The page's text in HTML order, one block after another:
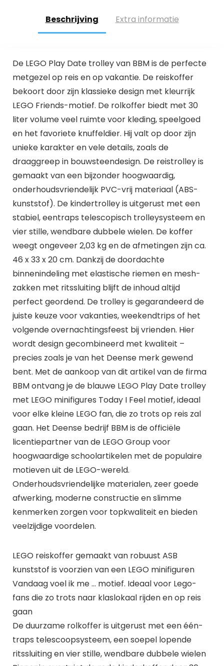
Beschrijving Extra informatie
De LEGO Play Date trolley van BBM is de perfecte
metgezel op reis en op vakantie. De reiskoffer
bekoort door zijn klassieke design met kleurrijk
LEGO Friends-motief. De rolkoffer biedt met 30
liter volume veel ruimte voor kleding, speelgoed
en het favoriete knuffeldier. Hij valt op door zijn
unieke karakter en vele details, zoals de
draaggreep in bouwsteendesign. De reistrolley is
gemaakt van een bijzonder hoogwaardig,
onderhoudsvriendelijk PVC-vrij materiaal (ABS-
kunststof). De kindertrolley is uitgerust met een
stabiel, eentraps telescopisch trolleysysteem en
vier stille, wendbare dubbele wielen. De koffer
weegt ongeveer 2,03 kg en de afmetingen zijn ca.
46 x 33 x 20 cm. Dankzij de doordachte
binnenindeling met elastische riemen en mesh-
zakken met ritssluiting blijft de inhoud altijd
perfect geordend. De trolley is gegarandeerd de
juiste keuze voor vakanties, weekendtrips of het
volgende overnachtingsfeest bij vrienden. Hier
wordt design gecombineerd met kwaliteit –
precies zoals je van het Deense merk gewend
bent. Met de aankoop van dit artikel van de firma
BBM ontvang je de blauwe LEGO Play Date trolley
met LEGO minifigures Today I Feel motief, ideaal
voor elke kleine LEGO fan, die zo trots op reis zal
gaan. Het Deense bedrijf BBM is de officiële
licentiepartner van de LEGO Group voor
hoogwaardige schoolartikelen met de populaire
motieven uit de LEGO-wereld.
Onderhoudsvriendelijke materialen, zeer goede
afwerking, moderne constructie en slimme
kenmerken zorgen voor topkwaliteit en bieden
veelzijdige voordelen.
LEGO reiskoffer gemaakt van robuust ASB
kunststof is voorzien van een LEGO minifiguren
Vandaag voel ik me … motief. Ideaal voor Lego-
fans die zo trots naar klaslokaal rijden en op reis
gaan
De duurzame rolkoffer is uitgerust met een één-
traps telescoopsysteem, een soepel lopende
ritssluiting en vier stille, wendbare dubbele wielen